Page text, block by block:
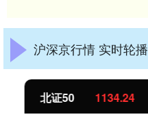
沪深京行情 实时轮播
北证50 1134.24